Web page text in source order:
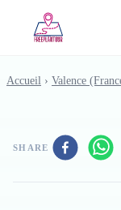
Accueil › Valence
SHARE